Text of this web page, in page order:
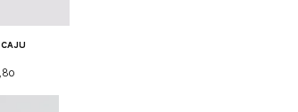
caju